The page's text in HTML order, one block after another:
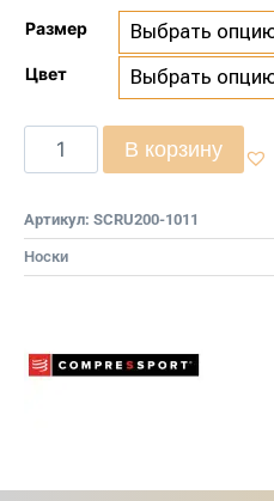
Размер
Цвет
В корзину
Артикул: SCRU200-1011
Носки